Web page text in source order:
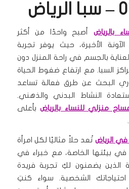
بالرياضأصبح واحدًا من أكثر
الأخيرة، حيث يوفر تجربة
بالجسم في راحة المنزل دون
السبا. مع ارتفاع ضغوط الحياة
البحث عن طرق فعالة تساعد
النشاط البدني والذهني.
منزلي للنساء بالرياضبأعلى
في الرياض تُعد حلاً مثاليًا لكل امرأة
بيئتها الخاصة، مع خبراء في
الذين يضمنون لكِ تجربة فريدة
الشخصية. سواء كنتِ